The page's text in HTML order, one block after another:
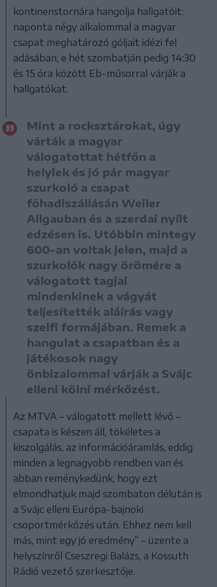
kontinenstornára hangolja hallgatóit:
naponta négy alkalommal a magyar
csapat meghatározó góljait idézi fel
adásában, e hét szombatján pedig 14:30
és 15 óra között Eb-műsorral várják a
hallgatókat.
Mint a rocksztárokat, úgy
várták a magyar
válogatottat hétfőn a
helyiek és jó pár magyar
szurkoló a csapat
főhadiszállásán Weiler
Allgauban és a szerdai nyílt
edzésen is. Utóbbin mintegy
600-an voltak jelen, majd a
szurkolók nagy örömére a
válogatott tagjai
mindenkinek a vágyát
teljesítették aláírás vagy
szelfi formájában. Remek a
hangulat a csapatban és a
játékosok nagy
önbizalommal várják a Svájc
elleni kölni mérkőzést.
Az MTVA – válogatott mellett lévő –
csapata is készen áll, tökéletes a
kiszolgálás, az információáramlás, eddig
minden a legnagyobb rendben van és
abban reménykedünk, hogy ezt
elmondhatjuk majd szombaton délután is
a Svájc elleni Európa-bajnoki
csoportmérkőzés után. Ehhez nem kell
más, mint egy jó eredmény” – üzente a
helyszínről Cseszregi Balázs, a Kossuth
Rádió vezető szerkesztője.